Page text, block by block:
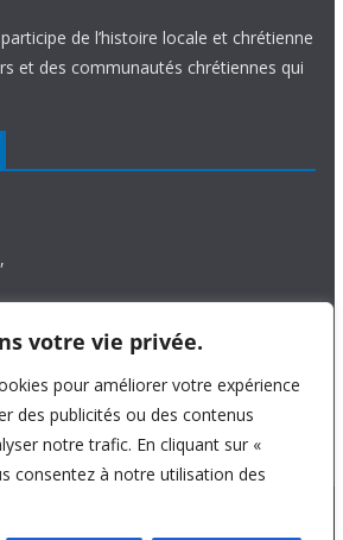
votre vie privée.
pour améliorer votre expérience
des publicités ou des contenus
notre trafic. En cliquant sur «
consentez à notre utilisation des
de l’histoire locale et chrétienne
et des communautés chrétiennes qui